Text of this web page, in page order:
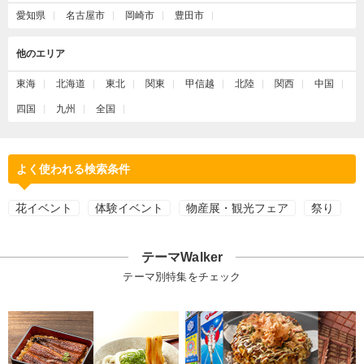
愛知県 名古屋市 岡崎市 豊田市
他のエリア
東海 北海道 東北 関東 甲信越 北陸 関西 中国
四国 九州 全国
よく使われる検索条件
花イベント 体験イベント 物産展・観光フェア 祭り
テーマWalker
テーマ別特集をチェック